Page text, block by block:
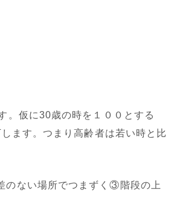
。仮に30歳の時を１００とする
ます。つまり高齢者は若い時と比
ない場所でつまずく③階段の上